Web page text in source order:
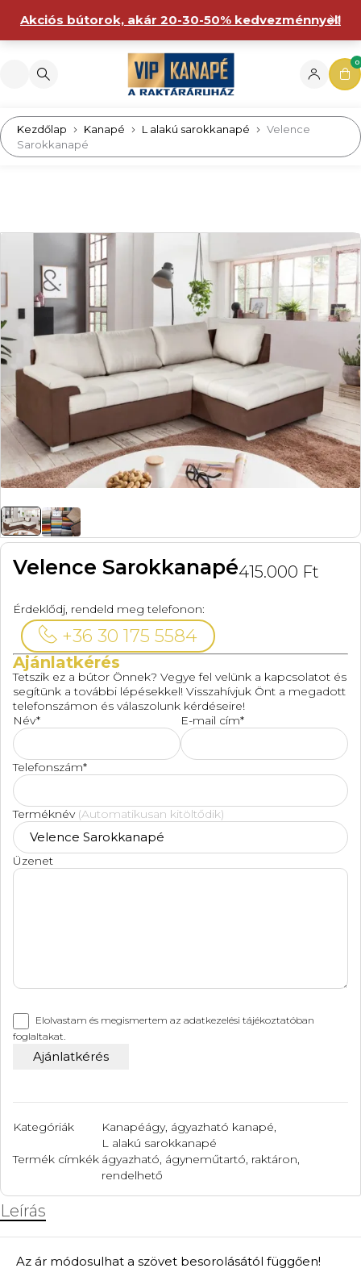
Akciós bútorok, akár 20-30-50% kedvezménnyel!
0
Kezdőlap Kanapé L alakú sarokkanapé
Velence
Sarokkanapé
Velence Sarokkanapé415.000 Ft
Érdeklődj, rendeld meg telefonon:
+36 30 175 5584
Ajánlatkérés
Tetszik ez a bútor Önnek? Vegye fel velünk a kapcsolatot és
segítünk a további lépésekkel! Visszahívjuk Önt a megadott
telefonszámon és válaszolunk kérdéseire!
Név*
E-mail cím*
Telefonszám*
Terméknév (Automatikusan kitöltődik)
Üzenet
Elolvastam és megismertem az adatkezelési tájékoztatóban
foglaltakat.
Kategóriák Kanapéágy, ágyazható kanapé,
L alakú sarokkanapé
Termék címkék ágyazható, ágyneműtartó, raktáron,
rendelhető
Leírás
Az ár módosulhat a szövet besorolásától függően!